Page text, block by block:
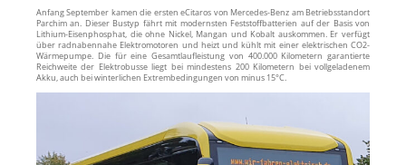
Anfang September kamen die ersten eCitaros von Mercedes-Benz am Betriebsstandort
Parchim an. Dieser Bustyp fährt mit modernsten Feststoffbatterien auf der Basis von
Lithium-Eisenphosphat, die ohne Nickel, Mangan und Kobalt auskommen. Er verfügt
über radnabennahe Elektromotoren und heizt und kühlt mit einer elektrischen CO2-
Wärmepumpe. Die für eine Gesamtlaufleistung von 400.000 Kilometern garantierte
Reichweite der Elektrobusse liegt bei mindestens 200 Kilometern bei vollgeladenem
Akku, auch bei winterlichen Extrembedingungen von minus 15°C.